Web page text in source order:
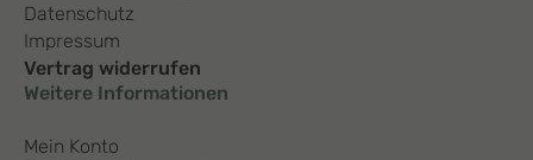
Datenschutz
Impressum
Vertrag widerrufen
Weitere Informationen
Mein Konto